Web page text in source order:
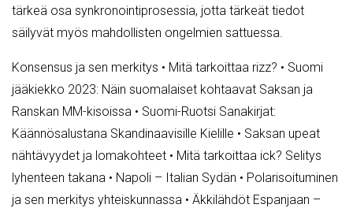
tärkeä osa synkronointiprosessia, jotta tärkeät tiedot
säilyvät myös mahdollisten ongelmien sattuessa.
Konsensus ja sen merkitys • Mitä tarkoittaa rizz? • Suomi
jääkiekko 2023: Näin suomalaiset kohtaavat Saksan ja
Ranskan MM-kisoissa • Suomi-Ruotsi Sanakirjat:
Käännösalustana Skandinaavisille Kielille • Saksan upeat
nähtävyydet ja lomakohteet • Mitä tarkoittaa ick? Selitys
lyhenteen takana • Napoli – Italian Sydän • Polarisoituminen
ja sen merkitys yhteiskunnassa • Äkkilähdöt Espanjaan –